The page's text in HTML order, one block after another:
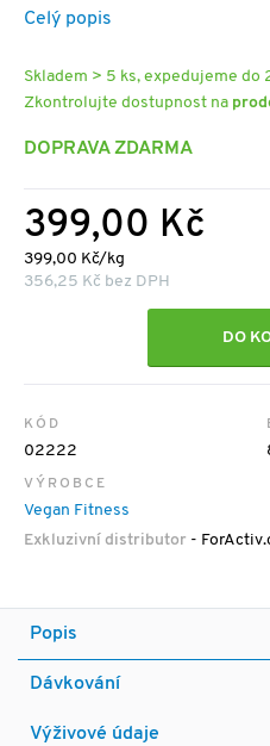
Celý popis
Skladem > 5 ks, expedujeme do
Zkontrolujte dostupnost na
DOPRAVA ZDARMA
399,00 Kč
399,00 Kč/kg
356,25 Kč bez DPH
DO
KÓD
02222
VÝROBCE
Vegan Fitness
Exkluzivní distributor -
Popis
Dávkování
Výživové údaje